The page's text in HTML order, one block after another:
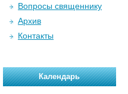
Вопросы священнику
Архив
Контакты
Календарь